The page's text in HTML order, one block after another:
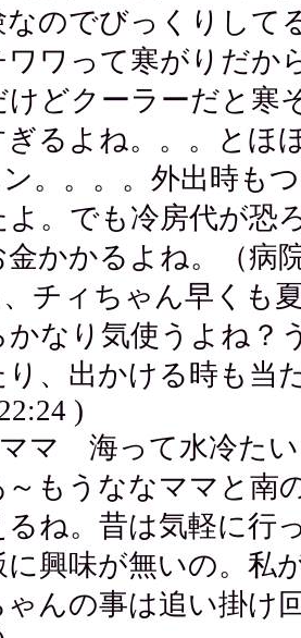
なのでびっくりして
ワワって寒がりだか
けどクーラーだと寒
るよね。。。とほ
。。。。外出時も
よ。でも冷房代が恐
金かかるよね。（病
チィちゃん早くも
かなり気使うよね？
り、出かける時も当
)
マ 海って水冷たい
～もうななママと南
るね。昔は気軽に行
に興味が無いの。私
ゃんの事は追い掛け